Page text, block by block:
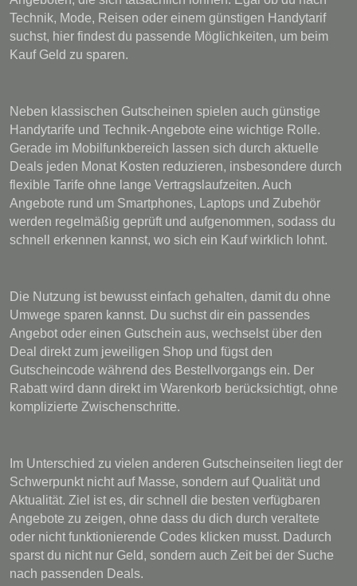
Technik, Mode, Reisen oder einem günstigen Handytarif
suchst, hier findest du passende Möglichkeiten, um beim
Kauf Geld zu sparen.
Neben klassischen Gutscheinen spielen auch günstige
Handytarife und Technik-Angebote eine wichtige Rolle.
Gerade im Mobilfunkbereich lassen sich durch aktuelle
Deals jeden Monat Kosten reduzieren, insbesondere durch
flexible Tarife ohne lange Vertragslaufzeiten. Auch
Angebote rund um Smartphones, Laptops und Zubehör
werden regelmäßig geprüft und aufgenommen, sodass du
schnell erkennen kannst, wo sich ein Kauf wirklich lohnt.
Die Nutzung ist bewusst einfach gehalten, damit du ohne
Umwege sparen kannst. Du suchst dir ein passendes
Angebot oder einen Gutschein aus, wechselst über den
Deal direkt zum jeweiligen Shop und fügst den
Gutscheincode während des Bestellvorgangs ein. Der
Rabatt wird dann direkt im Warenkorb berücksichtigt, ohne
komplizierte Zwischenschritte.
Im Unterschied zu vielen anderen Gutscheinseiten liegt der
Schwerpunkt nicht auf Masse, sondern auf Qualität und
Aktualität. Ziel ist es, dir schnell die besten verfügbaren
Angebote zu zeigen, ohne dass du dich durch veraltete
oder nicht funktionierende Codes klicken musst. Dadurch
sparst du nicht nur Geld, sondern auch Zeit bei der Suche
nach passenden Deals.